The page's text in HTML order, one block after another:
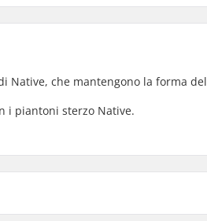
Native, che mantengono la forma
i piantoni sterzo Native.